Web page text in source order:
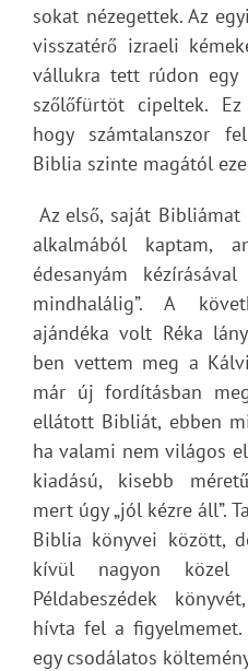
sokat nézegettek. Az
visszatérő izraeli
vállukra tett rúdon egy
szőlőfürtöt cipeltek.
hogy számtalanszor
Biblia szinte magától
Az első, saját
alkalmából kaptam,
édesanyám
mindhalálig”. A
ajándéka volt Réka
ben vettem meg a
már új fordításban
ellátott Bibliát, ebben
ha valami nem világos
kiadású, kisebb
mert úgy „jól kézre áll”.
Biblia könyvei között,
kívül nagyon közel
Példabeszédek
hívta fel a
egy csodálatos